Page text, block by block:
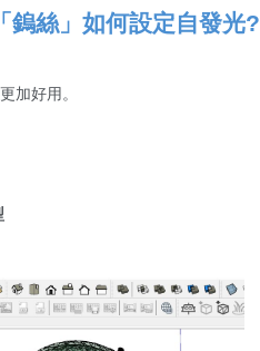
鎢絲」如何設定自發光?
加好用。